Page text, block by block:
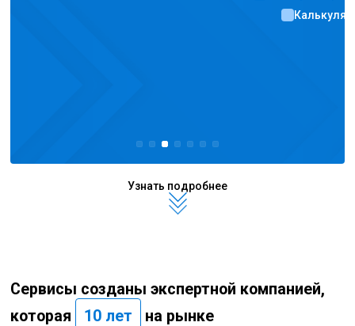
Узнать подробнее
Сервисы созданы экспертной компанией,
которая
10 лет
на рынке